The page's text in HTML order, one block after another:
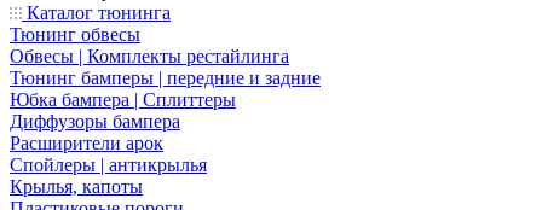
Каталог тюнинга
Тюнинг обвесы
Обвесы | Комплекты рестайлинга
Тюнинг бамперы | передние и задние
Юбка бампера | Сплиттеры
Диффузоры бампера
Расширители арок
Спойлеры | антикрылья
Крылья, капоты